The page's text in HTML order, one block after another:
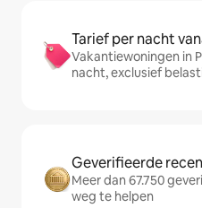
Tarief per nacht
Vakantiewoningen in
nacht, exclusief
Geverifieerde
Meer dan 67.750
weg te helpen